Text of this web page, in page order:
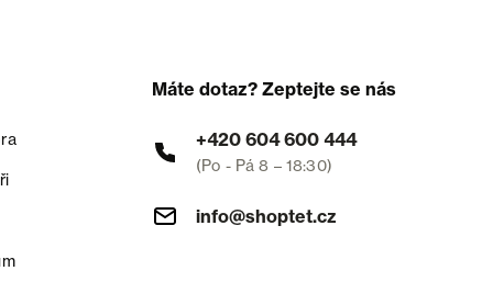
Máte dotaz? Zeptejte se nás
+420 604 600 444
(Po - Pá 8 – 18:30)
info@shoptet.cz